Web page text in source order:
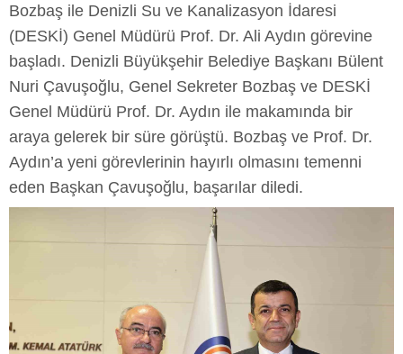
Bozbaş ile Denizli Su ve Kanalizasyon İdaresi
(DESKİ) Genel Müdürü Prof. Dr. Ali Aydın görevine
başladı. Denizli Büyükşehir Belediye Başkanı Bülent
Nuri Çavuşoğlu, Genel Sekreter Bozbaş ve DESKİ
Genel Müdürü Prof. Dr. Aydın ile makamında bir
araya gelerek bir süre görüştü. Bozbaş ve Prof. Dr.
Aydın’a yeni görevlerinin hayırlı olmasını temenni
eden Başkan Çavuşoğlu, başarılar diledi.